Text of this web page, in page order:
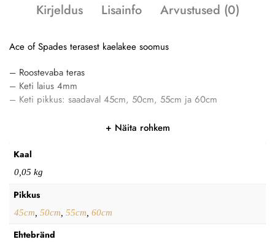
Kirjeldus Lisainfo Arvustused (0)
Ace of Spades terasest kaelakee soomus
– Roostevaba teras
– Keti laius 4mm
– Keti pikkus: saadaval 45cm, 50cm, 55cm ja 60cm
Näita rohkem
Kaal
0,05 kg
Pikkus
45cm 50cm 55cm 60cm
Ehtebränd